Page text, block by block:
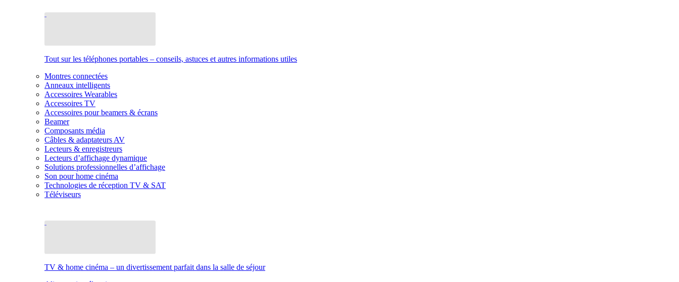
Tout sur les téléphones portables – conseils, astuces et autres informations utiles
Montres connectées
Anneaux intelligents
Accessoires Wearables
Accessoires TV
Accessoires pour beamers & écrans
Beamer
Composants média
Câbles & adaptateurs AV
Lecteurs & enregistreurs
Lecteurs d’affichage dynamique
Solutions professionnelles d’affichage
Son pour home cinéma
Technologies de réception TV & SAT
Téléviseurs
TV & home cinéma – un divertissement parfait dans la salle de séjour